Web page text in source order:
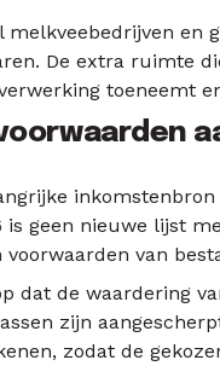
en
De extra ruimte
toeneemt
geen nieuwe lijst
van
dat de waardering
zijn
zodat de